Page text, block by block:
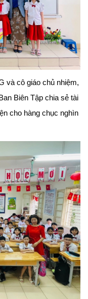
và cô giáo chủ nhiệm,
Biên Tập chia sẻ tài
cho hàng chục nghìn